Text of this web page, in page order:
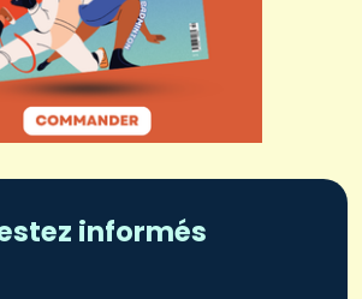
informés